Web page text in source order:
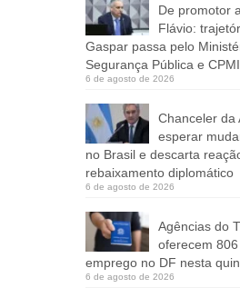
De promotor
Flávio:
Gaspar passa pelo
Segurança Pública e
6 de agosto de 2026
Chanceler da
esperar
no Brasil e descarta
rebaixamento diplomático
6 de agosto de 2026
Agências do
oferecem
emprego no DF nesta
6 de agosto de 2026